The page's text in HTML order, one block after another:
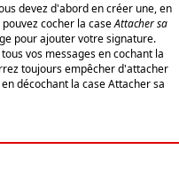
devez d'abord en créer une, en
cocher la caseAttacher sa
pour ajouter votre signature.
vos messages en cochant la
toujours empêcher d'attacher
décochant la case Attacher sa